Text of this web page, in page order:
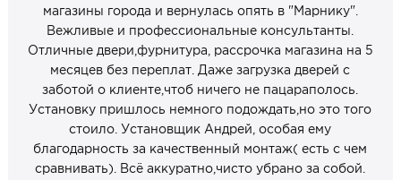
магазины города и вернулась опять в "Марнику".
Вежливые и профессиональные консультанты.
Отличные двери,фурнитура, рассрочка магазина на 5
месяцев без переплат. Даже загрузка дверей с
заботой о клиенте,чтоб ничего не пацараполось.
Установку пришлось немного подождать,но это того
стоило. Установщик Андрей, особая ему
благодарность за качественный монтаж( есть с чем
сравнивать). Всё аккуратно,чисто убрано за собой.